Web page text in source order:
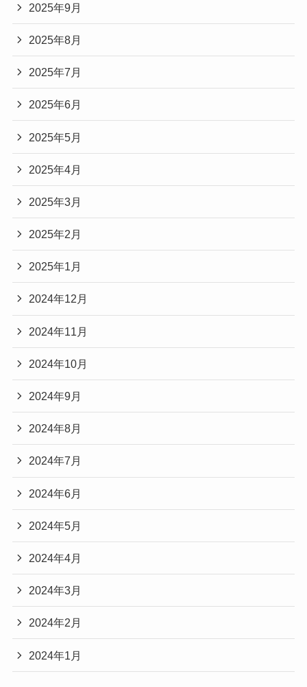
2025年9月
2025年8月
2025年7月
2025年6月
2025年5月
2025年4月
2025年3月
2025年2月
2025年1月
2024年12月
2024年11月
2024年10月
2024年9月
2024年8月
2024年7月
2024年6月
2024年5月
2024年4月
2024年3月
2024年2月
2024年1月